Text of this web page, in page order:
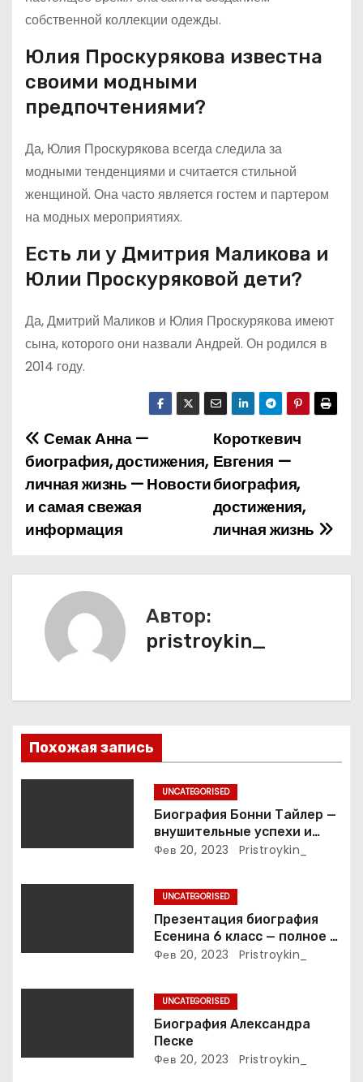
собственной коллекции одежды.
Юлия Проскурякова известна
своими модными
предпочтениями?
Да, Юлия Проскурякова всегда следила за
модными тенденциями и считается стильной
женщиной. Она часто является гостем и партером
на модных мероприятиях.
Есть ли у Дмитрия Маликова и
Юлии Проскуряковой дети?
Да, Дмитрий Маликов и Юлия Проскурякова имеют
сына, которого они назвали Андрей. Он родился в
2014 году.
Н
а
в
г
п
о
а
п
с
я
Короткевич
Евгения —
биография,
достижения,
личная жизнь
Семак Анна —
биография, достижения,
личная жизнь — Новости
и самая свежая
информация
Автор:
pristroykin_
Похожая запись
UNCATEGORISED
Биография Бонни Тайлер —
внушительные успехи и
интимные подробности
Фев 20, 2023 Pristroykin_
UNCATEGORISED
Презентация биография
Есенина 6 класс — полное и
подробное описание жизни
Фев 20, 2023 Pristroykin_
UNCATEGORISED
Биография Александра
Песке
Фев 20, 2023 Pristroykin_